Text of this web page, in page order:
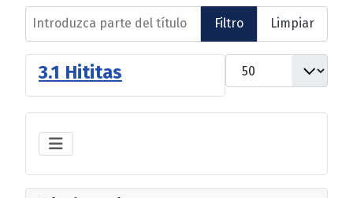
Introduzca parte del título
Filtro Limpiar
Cantidad
3.1 Hititas